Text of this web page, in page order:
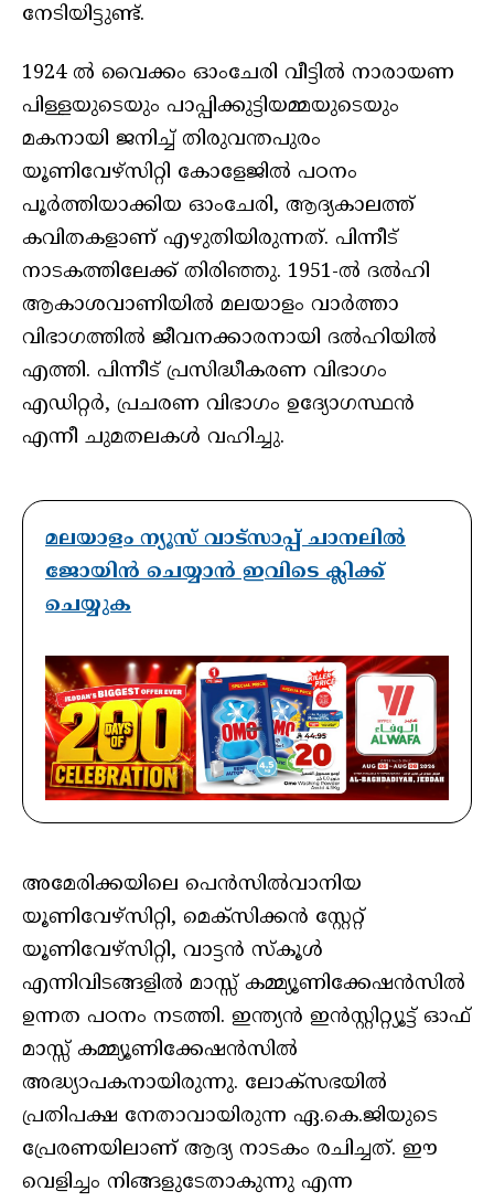
നേടിയിട്ടുണ്ട്.
1924 ൽ വൈക്കം ഓംചേരി വീട്ടിൽ നാരായണ
പിള്ളയുടെയും പാപ്പിക്കുട്ടിയമ്മയുടെയും
മകനായി ജനിച്ച് തിരുവന്തപുരം
യൂണിവേഴ്സിറ്റി കോളേജിൽ പഠനം
പൂർത്തിയാക്കിയ ഓംചേരി, ആദ്യകാലത്ത്
കവിതകളാണ് എഴുതിയിരുന്നത്. പിന്നീട്
നാടകത്തിലേക്ക് തിരിഞ്ഞു. 1951-ൽ ദൽഹി
ആകാശവാണിയിൽ മലയാളം വാർത്താ
വിഭാഗത്തിൽ ജീവനക്കാരനായി ദൽഹിയിൽ
എത്തി. പിന്നീട് പ്രസിദ്ധീകരണ വിഭാഗം
എഡിറ്റർ, പ്രചരണ വിഭാഗം ഉദ്യോഗസ്ഥൻ
എന്നീ ചുമതലകൾ വഹിച്ചു.
മലയാളം ന്യൂസ് വാട്സാപ്പ് ചാനലിൽ
ജോയിൻ ചെയ്യാൻ ഇവിടെ ക്ലിക്ക്
ചെയ്യുക
അമേരിക്കയിലെ പെൻസിൽവാനിയ
യൂണിവേഴ്സിറ്റി, മെക്സിക്കൻ സ്റ്റേറ്റ്
യൂണിവേഴ്സിറ്റി, വാട്ടൻ സ്കൂൾ
എന്നിവിടങ്ങളിൽ മാസ്സ് കമ്മ്യൂണിക്കേഷൻസിൽ
ഉന്നത പഠനം നടത്തി. ഇന്ത്യൻ ഇൻസ്റ്റിറ്റ്യൂട്ട് ഓഫ്
മാസ്സ് കമ്മ്യൂണിക്കേഷൻസിൽ
അദ്ധ്യാപകനായിരുന്നു. ലോക്​സഭയിൽ
പ്രതിപക്ഷ നേതാവായിരുന്ന ഏ.കെ.ജിയുടെ
പ്രേരണയിലാണ് ആദ്യ നാടകം രചിച്ചത്. ഈ
വെളിച്ചം നിങ്ങളുടേതാകുന്നു എന്ന